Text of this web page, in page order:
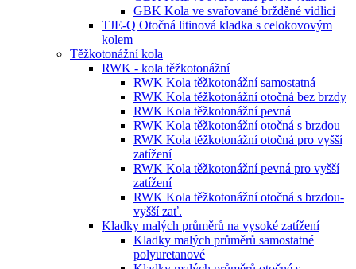
GBK Kola ve svařované bržděné vidlici
TJE-Q Otočná litinová kladka s celokovovým
kolem
Těžkotonážní kola
RWK - kola těžkotonážní
RWK Kola těžkotonážní samostatná
RWK Kola těžkotonážní otočná bez brzdy
RWK Kola těžkotonážní pevná
RWK Kola těžkotonážní otočná s brzdou
RWK Kola těžkotonážní otočná pro vyšší
zatížení
RWK Kola těžkotonážní pevná pro vyšší
zatížení
RWK Kola těžkotonážní otočná s brzdou-
vyšší zať.
Kladky malých průměrů na vysoké zatížení
Kladky malých průměrů samostatné
polyuretanové